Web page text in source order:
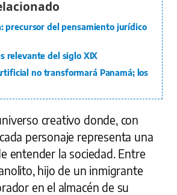
precursor del pensamiento jurídico
relevante del siglo XIX
no transformará Panamá; los
creativo donde, con
personaje representa una
entender la sociedad. Entre
hijo de un inmigrante
en el almacén de su